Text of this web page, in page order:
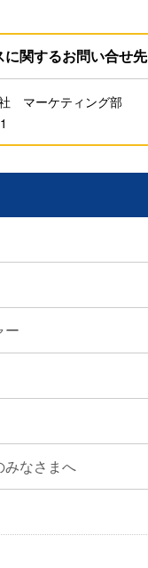
関するお問い合せ先
マーケティング部
ー
みなさまへ